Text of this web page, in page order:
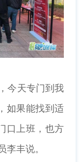
今天专门到我
如果能找到适
口上班，也方
李丰说。